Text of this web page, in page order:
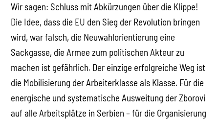
Wir sagen: Schluss mit Abkürzungen über die Klippe!
Die Idee, dass die EU den Sieg der Revolution bringen
wird, war falsch, die Neuwahlorientierung eine
Sackgasse, die Armee zum politischen Akteur zu
machen ist gefährlich. Der einzige erfolgreiche Weg ist
die Mobilisierung der Arbeiterklasse als Klasse. Für die
energische und systematische Ausweitung der Zborovi
auf alle Arbeitsplätze in Serbien – für die Organisierung